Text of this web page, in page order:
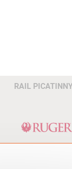
RAIL